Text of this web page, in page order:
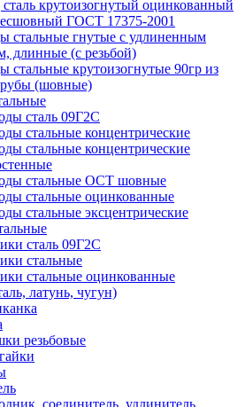
крутоизогнутый оцинкованный
ГОСТ 17375-2001
стальные гнутые с удлиненным
длинные (с резьбой)
стальные крутоизогнутые 90гр из
(шовные)
сталь 09Г2С
стальные концентрические
стальные концентрические
стальные ОСТ шовные
стальные оцинкованные
стальные эксцентрические
сталь 09Г2С
стальные
стальные оцинкованные
латунь, чугун)
резьбовые
соединитель, удлинитель